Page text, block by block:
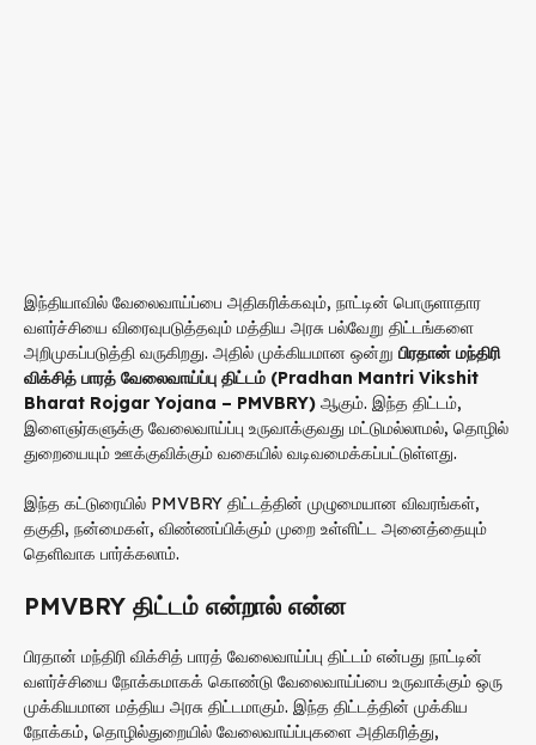
இந்தியாவில் வேலைவாய்ப்பை அதிகரிக்கவும், நாட்டின் பொருளாதார
வளர்ச்சியை விரைவுபடுத்தவும் மத்திய அரசு பல்வேறு திட்டங்களை
அறிமுகப்படுத்தி வருகிறது. அதில் முக்கியமான ஒன்று பிரதான் மந்திரி
விக்சித் பாரத் வேலைவாய்ப்பு திட்டம் (Pradhan Mantri Vikshit
Bharat Rojgar Yojana – PMVBRY) ஆகும். இந்த திட்டம்,
இளைஞர்களுக்கு வேலைவாய்ப்பு உருவாக்குவது மட்டுமல்லாமல், தொழில்
துறையையும் ஊக்குவிக்கும் வகையில் வடிவமைக்கப்பட்டுள்ளது.
இந்த கட்டுரையில் PMVBRY திட்டத்தின் முழுமையான விவரங்கள்,
தகுதி, நன்மைகள், விண்ணப்பிக்கும் முறை உள்ளிட்ட அனைத்தையும்
தெளிவாக பார்க்கலாம்.
PMVBRY திட்டம் என்றால் என்ன
பிரதான் மந்திரி விக்சித் பாரத் வேலைவாய்ப்பு திட்டம் என்பது நாட்டின்
வளர்ச்சியை நோக்கமாகக் கொண்டு வேலைவாய்ப்பை உருவாக்கும் ஒரு
முக்கியமான மத்திய அரசு திட்டமாகும். இந்த திட்டத்தின் முக்கிய
நோக்கம், தொழில்துறையில் வேலைவாய்ப்புகளை அதிகரித்து,